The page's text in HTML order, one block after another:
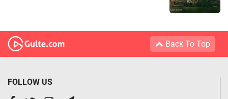
Back To Top
FOLLOW US